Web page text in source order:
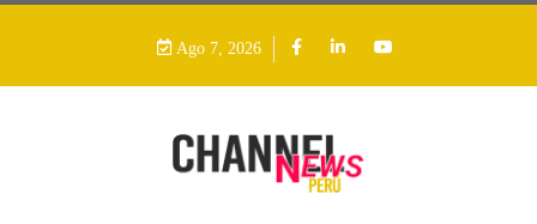
Ago 7, 2026